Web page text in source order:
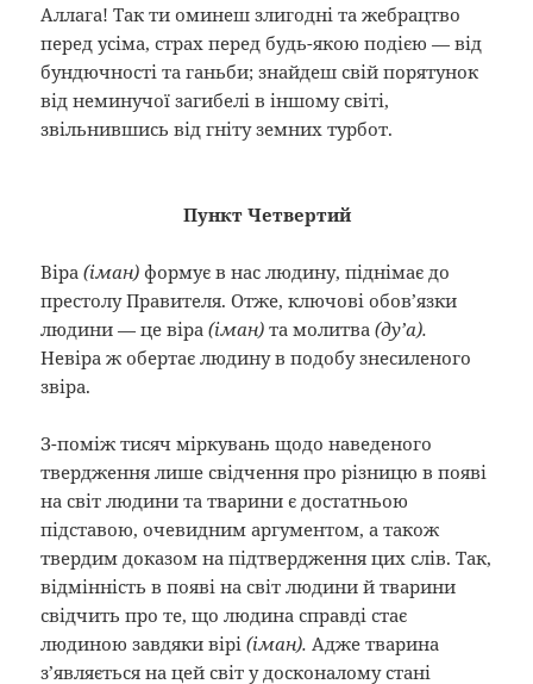
Аллага! Так ти оминеш злигодні та жебрацтво
перед усіма, страх перед будь-якою подією — від
бундючності та ганьби; знайдеш свій порятунок
від неминучої загибелі в іншому світі,
звільнившись від гніту земних турбот.
Пункт Четвертий
Віра(іман)формує в нас людину, піднімає до
престолу Правителя. Отже, ключові обов’язки
людини — це віра(іман) та молитва(ду’а).
Невіра ж обертає людину в подобу знесиленого
звіра.
З-поміж тисяч міркувань щодо наведеного
твердження лише свідчення про різницю в появі
на світ людини та тварини є достатньою
підставою, очевидним аргументом, а також
твердим доказом на підтвердження цих слів. Так,
відмінність в появі на світ людини й тварини
свідчить про те, що людина справді стає
людиною завдяки вірі(іман). Адже тварина
з’являється на цей світ у досконалому стані